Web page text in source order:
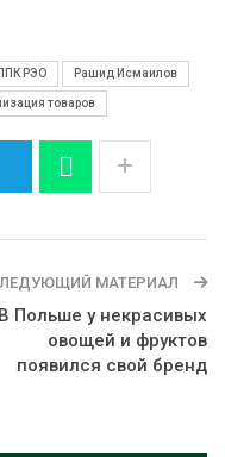
ППК РЭО Рашид Исмаилов
товаров
МАТЕРИАЛ
В Польше у некрасивых
овощей и фруктов
появился свой бренд